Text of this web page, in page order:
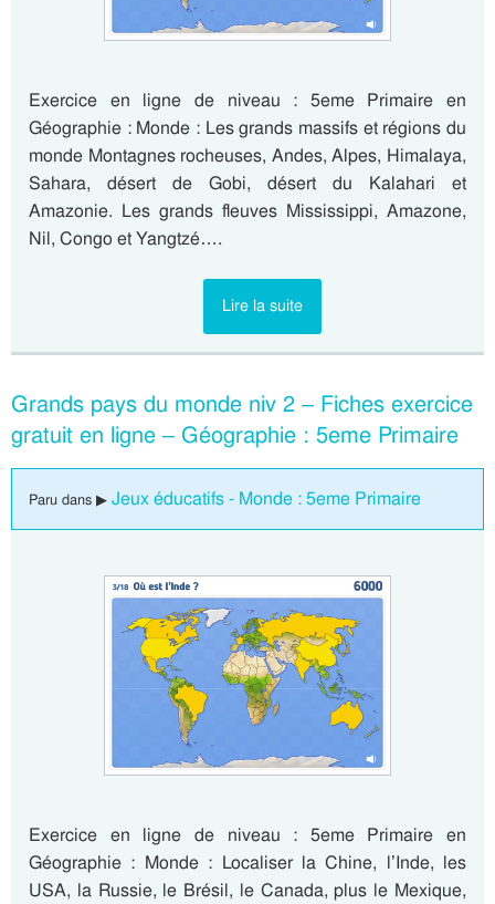
Exercice en ligne de niveau : 5eme Primaire en
Géographie : Monde : Les grands massifs et régions du
monde Montagnes rocheuses, Andes, Alpes, Himalaya,
Sahara, désert de Gobi, désert du Kalahari et
Amazonie. Les grands fleuves Mississippi, Amazone,
Nil, Congo et Yangtzé….
Lire la suite
Grands pays du monde niv 2 – Fiches exercice
gratuit en ligne – Géographie : 5eme Primaire
Paru dans ▶ Jeux éducatifs - Monde : 5eme Primaire
Exercice en ligne de niveau : 5eme Primaire en
Géographie : Monde : Localiser la Chine, l’Inde, les
USA, la Russie, le Brésil, le Canada, plus le Mexique,